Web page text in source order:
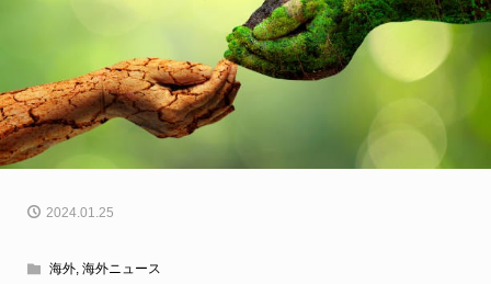
2024.01.25
海外, 海外ニュース